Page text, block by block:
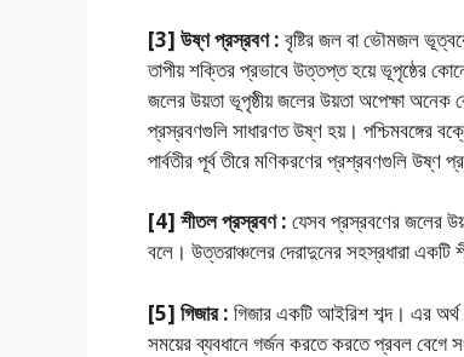
[3] উষ্ণ প্রস্রবণ : বৃষ্টির জল বা ভৌমজল
তাপীয় শক্তির প্রভাবে উত্তপ্ত হয়ে ভূপৃষ্ঠের
জলের উয়তা ভূপৃষ্ঠীয় জলের উয়তা অপেক্ষা অনেক
প্রস্রবণগুলি সাধারণত উষ্ণ হয়। পশ্চিমবঙ্গের
পার্বতীর পূর্ব তীরে মণিকরণের প্রশ্রবণগুলি উষ্ণ
[4] শীতল প্রস্রবণ : যেসব প্রস্রবণের জলের
বলে। উত্তরাঞ্চলের দেরাদুনের সহস্রধারা
[5] গিজার : গিজার একটি আইরিশ শব্দ। এর অর্থ
সময়ের ব্যবধানে গর্জন করতে করতে প্রবল বেগে